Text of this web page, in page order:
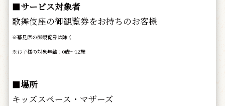
■サービス対象者
歌舞伎座の御観覧券をお持ちのお客様
※幕見席の御観覧券は除く
※お子様の対象年齢：0歳～12歳
■場所
キッズスペース・マザーズ